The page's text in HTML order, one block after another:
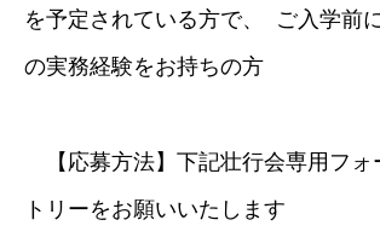
を予定されている方で、 ご入学前
の実務経験をお持ちの方
【応募方法】下記壮行会専用フォ
トリーをお願いいたします